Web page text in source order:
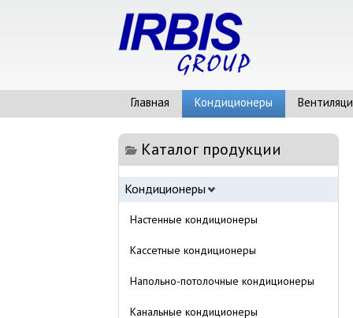
Главная Кондиционеры
Каталог продукции
Кондиционеры
Настенные кондиционеры
Кассетные кондиционеры
Напольно-потолочные кондиционеры
Канальные кондиционеры